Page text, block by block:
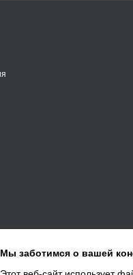
Мы заботимся о вашей